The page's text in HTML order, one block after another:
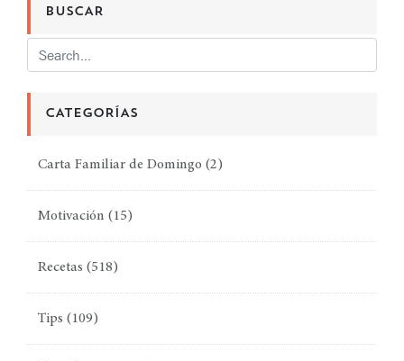
BUSCAR
CATEGORÍAS
Carta Familiar de Domingo (2)
Motivación (15)
Recetas (518)
Tips (109)